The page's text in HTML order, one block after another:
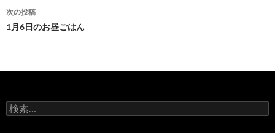
稿
ナ
ゲ
シ
次の投稿
1月6日のお昼ごはん
検
索